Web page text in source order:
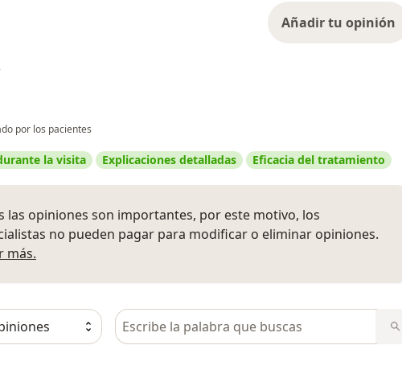
Añadir tu opinión
por los pacientes
la visita Explicaciones detalladas Eficacia del tratamiento
las opiniones son importantes, por este motivo, los
no pueden pagar para modificar o eliminar opiniones.
más.
Busca en opiniones